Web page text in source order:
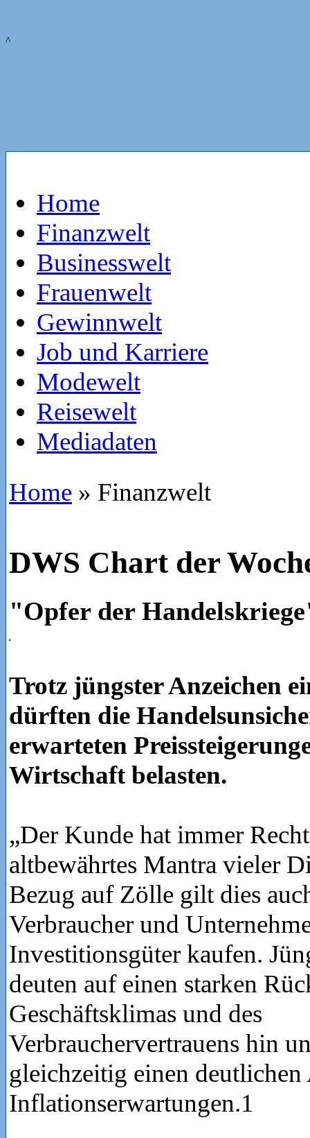
^
Home
Finanzwelt
Businesswelt
Frauenwelt
Gewinnwelt
Job und Karriere
Modewelt
Reisewelt
Mediadaten
Home » Finanzwelt
DWS Chart der
"Opfer der
Trotz jüngster Anzeichen
dürften die
erwarteten
Wirtschaft belasten.
„Der Kunde hat immer
altbewährtes Mantra vieler
Bezug auf Zölle gilt dies
Verbraucher und
Investitionsgüter kaufen.
deuten auf einen starken
Geschäftsklimas und des
Verbrauchervertrauens hin
gleichzeitig einen deutlichen
Inflationserwartungen.1